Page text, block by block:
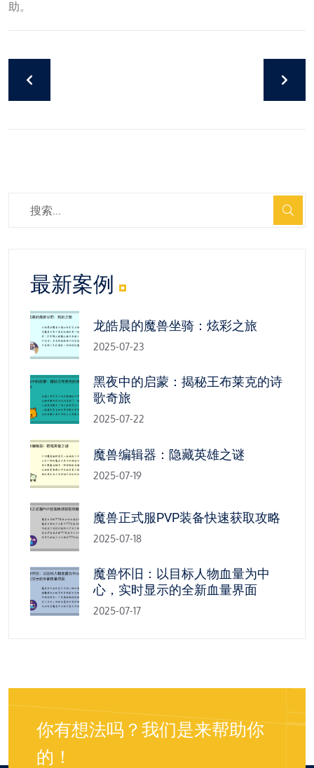
助。
最新案例
龙皓晨的魔兽坐骑：炫彩之旅
2025-07-23
黑夜中的启蒙：揭秘王布莱克的诗
歌奇旅
2025-07-22
魔兽编辑器：隐藏英雄之谜
2025-07-19
魔兽正式服PVP装备快速获取攻略
2025-07-18
魔兽怀旧：以目标人物血量为中
心，实时显示的全新血量界面
2025-07-17
你有想法吗？我们是来帮助你
的！